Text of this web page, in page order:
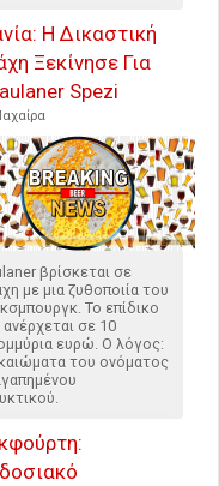
Η Δικαστική
Ξεκίνησε Για
Spezi
βρίσκεται σε
με μια ζυθοποιία του
Το επίδικο
σε 10
ευρώ. Ο λόγος:
του ονόματος